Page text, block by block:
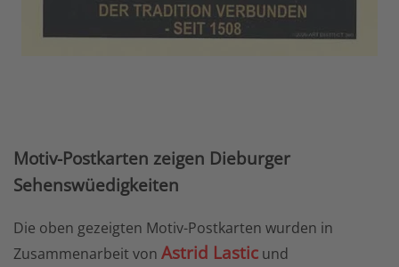
Motiv-Postkarten zeigen Dieburger
Sehenswüedigkeiten
Die oben gezeigten Motiv-Postkarten wurden in
Zusammenarbeit von Astrid Lastic und